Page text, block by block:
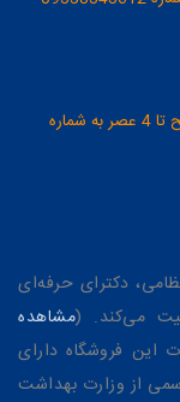
تماس تلفنی در روزهای شنبه تا پنج شنبه از 8 صبح تا 4 عصر به شماره
دکترای حرفه‌ای
مشاهده
این فروشگاه دارای
از وزارت بهداشت